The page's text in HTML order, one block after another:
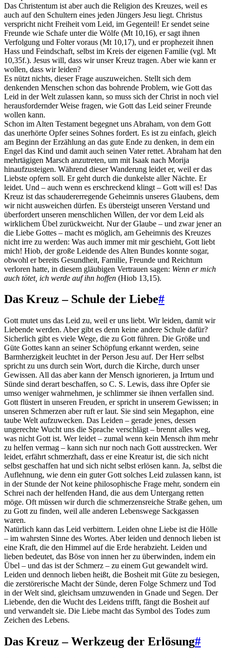
Das Christentum ist aber auch die Religion des Kreuzes, weil es
auch auf den Schultern eines jeden Jüngers Jesu liegt. Christus
verspricht nicht Freiheit vom Leid, im Gegenteil! Er sendet seine
Freunde wie Schafe unter die Wölfe (Mt 10,16), er sagt ihnen
Verfolgung und Folter voraus (Mt 10,17), und er prophezeit ihnen
Hass und Feindschaft, selbst im Kreis der eigenen Familie (vgl. Mt
10,35f.). Jesus will, dass wir unser Kreuz tragen. Aber wie kann er
wollen, dass wir leiden?
Es nützt nichts, dieser Frage auszuweichen. Stellt sich dem
denkenden Menschen schon das bohrende Problem, wie Gott das
Leid in der Welt zulassen kann, so muss sich der Christ in noch viel
herausfordernder Weise fragen, wie Gott das Leid seiner Freunde
wollen kann.
Schon im Alten Testament begegnet uns Abraham, von dem Gott
das unerhörte Opfer seines Sohnes fordert. Es ist zu einfach, gleich
am Beginn der Erzählung an das gute Ende zu denken, in dem ein
Engel das Kind und damit auch seinen Vater rettet. Abraham hat den
mehrtägigen Marsch anzutreten, um mit Isaak nach Morija
hinaufzusteigen. Während dieser Wanderung leidet er, weil er das
Liebste opfern soll. Er geht durch die dunkelste aller Nächte. Er
leidet. Und – auch wenn es erschreckend klingt – Gott will es! Das
Kreuz ist das schaudererregende Geheimnis unseres Glaubens, dem
wir nicht ausweichen dürfen. Es übersteigt unseren Verstand und
überfordert unseren menschlichen Willen, der vor dem Leid als
wirklichem Übel zurückweicht. Nur der Glaube – und zwar jener an
die Liebe Gottes – macht es möglich, am Geheimnis des Kreuzes
nicht irre zu werden: Was auch immer mit mir geschieht, Gott liebt
mich! Hiob, der große Leidende des Alten Bundes konnte sogar,
obwohl er bereits Gesundheit, Familie, Freunde und Reichtum
verloren hatte, in diesem gläubigen Vertrauen sagen: Wenn er mich
auch tötet, ich werde auf ihn hoffen (Hiob 13,15).
Das Kreuz – Schule der Liebe#
Gott mutet uns das Leid zu, weil er uns liebt. Wir leiden, damit wir
Liebende werden. Aber gibt es denn keine andere Schule dafür?
Sicherlich gibt es viele Wege, die zu Gott führen. Die Größe und
Güte Gottes kann an seiner Schöpfung erkannt werden, seine
Barmherzigkeit leuchtet in der Person Jesu auf. Der Herr selbst
spricht zu uns durch sein Wort, durch die Kirche, durch unser
Gewissen. All das aber kann der Mensch ignorieren, ja Irrtum und
Sünde sind derart beschaffen, so C. S. Lewis, dass ihre Opfer sie
umso weniger wahrnehmen, je schlimmer sie ihnen verfallen sind.
Gott flüstert in unseren Freuden, er spricht in unserem Gewissen; in
unseren Schmerzen aber ruft er laut. Sie sind sein Megaphon, eine
taube Welt aufzuwecken. Das Leiden – gerade jenes, dessen
ungerechte Wucht uns die Sprache verschlägt – brennt alles weg,
was nicht Gott ist. Wer leidet – zumal wenn kein Mensch ihm mehr
zu helfen vermag – kann sich nur noch nach Gott ausstrecken. Wer
leidet, erfährt schmerzhaft, dass er eine Kreatur ist, die sich nicht
selbst geschaffen hat und sich nicht selbst erlösen kann. Ja, selbst die
Auflehnung, wie denn ein guter Gott solches Leid zulassen kann, ist
in der Stunde der Not keine philosophische Frage mehr, sondern ein
Schrei nach der helfenden Hand, die aus dem Untergang retten
möge. Oft müssen wir durch die schmerzensreiche Straße gehen, um
zu Gott zu finden, weil alle anderen Lebenswege Sackgassen
waren.
Natürlich kann das Leid verbittern. Leiden ohne Liebe ist die Hölle
– im wahrsten Sinne des Wortes. Aber leiden und dennoch lieben ist
eine Kraft, die den Himmel auf die Erde herabzieht. Leiden und
lieben bedeutet, das Böse von innen her zu überwinden, indem ein
Übel – und das ist der Schmerz – zu einem Gut gewandelt wird.
Leiden und dennoch lieben heißt, die Bosheit mit Güte zu besiegen,
die zerstörerische Macht der Sünde, deren Folge Schmerz und Tod
in der Welt sind, gleichsam umzuwenden in Gnade und Segen. Der
Liebende, den die Wucht des Leidens trifft, fängt die Bosheit auf
und verwandelt sie. Die Liebe macht das Symbol des Todes zum
Zeichen des Lebens.
Das Kreuz – Werkzeug der Erlösung#